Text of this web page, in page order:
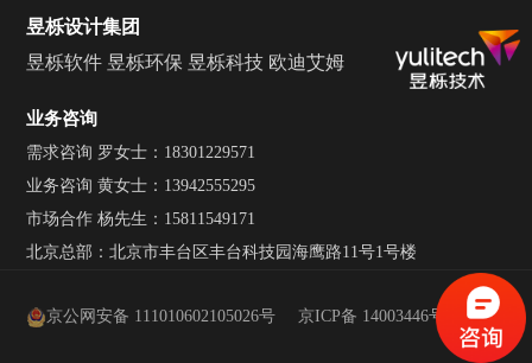
昱栎设计集团
昱栎软件 昱栎环保 昱栎科技 欧迪艾姆
业务咨询
需求咨询 罗女士：18301229571
业务咨询 黄女士：13942555295
市场合作 杨先生：15811549171
北京总部：北京市丰台区丰台科技园海鹰路11号1号楼
京公网安备 111010602105026号 京ICP备 14003446号-1